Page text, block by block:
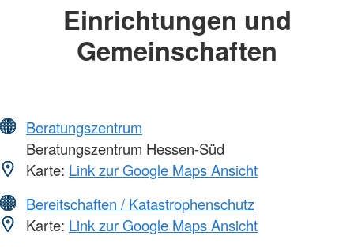
Einrichtungen und
Gemeinschaften
Beratungszentrum
Beratungszentrum Hessen-Süd
Karte: Link zur Google Maps Ansicht
Bereitschaften / Katastrophenschutz
Karte: Link zur Google Maps Ansicht